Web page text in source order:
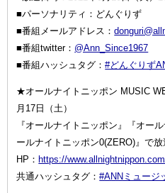
■パーソナリティ：どんぐりず
■番組メールアドレス：
■番組twitter： @Ann_Since1967
■番組ハッシュタグ：#どんぐりず
★オールナイトニッポン MUSIC
月17日（土）
『オールナイトニッポン』『オー
ールナイトニッポン0(ZERO)』で放
HP：https://
共通ハッシュタグ：#ANNミュージ